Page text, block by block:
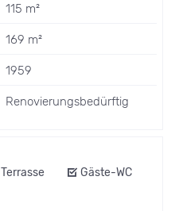
115 m²
169 m²
1959
Renovierungsbedürftig
Terrasse Gäste-WC